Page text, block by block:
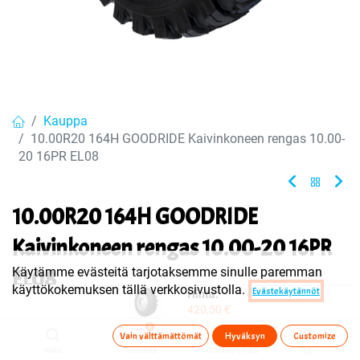
Hinta:
420,50 €
0
Toivelista Tuoteryhmä(t)
Kauppa
10.00R20 164H GOODRIDE Kaivinkoneen rengas 10.00-
20 16PR EL08
10.00R20 164H GOODRIDE
Kaivinkoneen rengas 10.00-20 16PR
EL08
Tuotekoodi:262051
Tuote on myyty tai sitä ei ole juuri nyt saatavilla.
Käytämme evästeitä tarjotaksemme sinulle paremman
käyttökokemuksen tällä verkkosivustolla.
Evästekäytännöt
Vain välttämättömät Hyväksyn Customize